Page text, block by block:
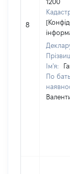
8
1200
Ім'я:
По